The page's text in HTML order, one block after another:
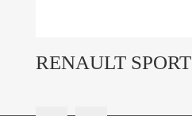
RENAULT SPORT